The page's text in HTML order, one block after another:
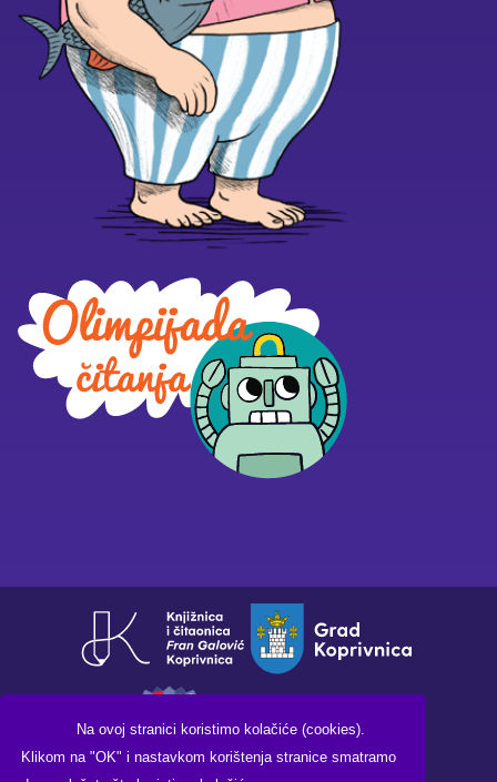
Na ovoj stranici koristimo kolačiće (cookies).
Klikom na "OK" i nastavkom korištenja stranice smatramo